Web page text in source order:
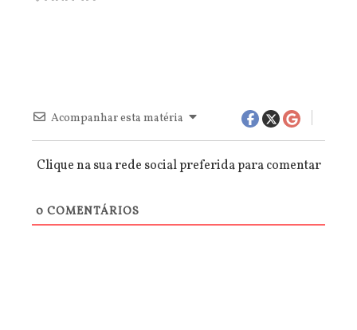
Acompanhar esta matéria
Clique na sua rede social preferida para comentar
0 COMENTÁRIOS